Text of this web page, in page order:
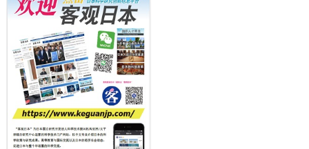
差异
政策
日本第2次医疗研究开发调整费，根据一线实际情况和需求分配99.3亿
日元
科学研究
千叶大学鉴定出导致难治性疾病“肺高血压症”恶化的蛋白质“MYL9/12”，
会引发血管结构恶化
科学研究
京都大学高效生成光的构成单元“光子”，可应用于量子计算机
科学研究
开发出300亿年仅误差1秒的光晶格钟，构建网络将其打造为下一代社会
小岩井忠道